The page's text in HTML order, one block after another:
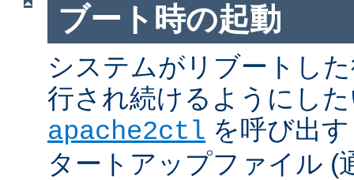
ブート時の起動
システムがリブートし
行され続けるようにし
apache2ctl を呼び出
タートアップファイル (